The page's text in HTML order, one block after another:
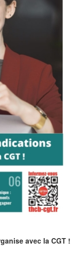
avec la CGT !